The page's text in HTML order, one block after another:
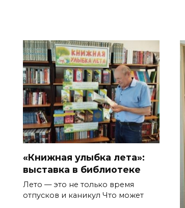
«Книжная улыбка лета»:
выставка в библиотеке
Лето — это не только время
отпусков и каникул Что может